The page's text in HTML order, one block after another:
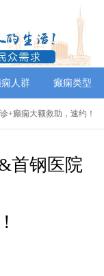
人群 癫痫类型
+癫痫大额救助，速约！
首钢医院